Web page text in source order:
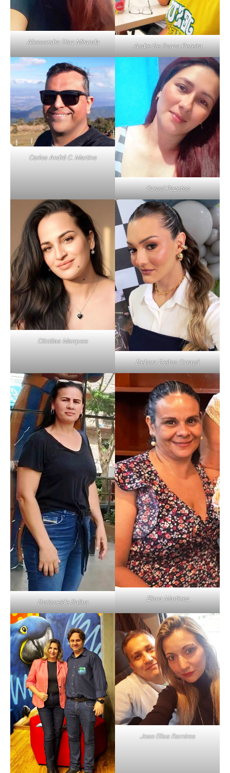
Alessandra Diaz Miranda
Andre De Souza Pereira
Carlos André C. Martins
Carool Pazetoo
Ciintiiaa Marques
Debora Deitos Curaçá
Dorisneide Salina Elena Martinez
Joao Elisa Ramires